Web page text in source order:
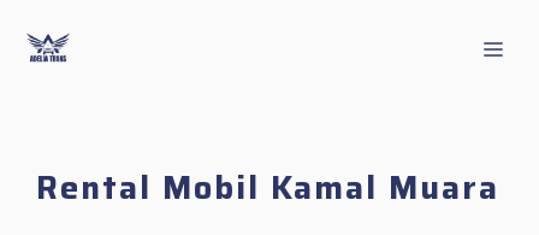
content
Rental Mobil Kamal Muara